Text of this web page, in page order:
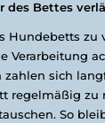
des Bettes
Hundebetts zu
Verarbeitung
sich
regelmäßig zu
So